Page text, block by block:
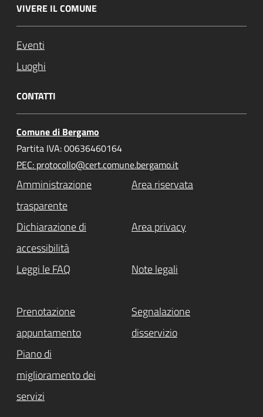
VIVERE IL COMUNE
Eventi
Luoghi
CONTATTI
Comune di Bergamo
Partita IVA: 00636460164
PEC: protocollo@cert.comune.bergamo.it
Amministrazione
trasparente
Area riservata
Dichiarazione di
accessibilità
Area privacy
Leggi le FAQ Note legali
Prenotazione
appuntamento
Segnalazione
disservizio
Piano di
miglioramento dei
servizi